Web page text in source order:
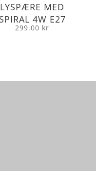
LYSPÆRE MED
SPIRAL 4W E27
299.00 kr